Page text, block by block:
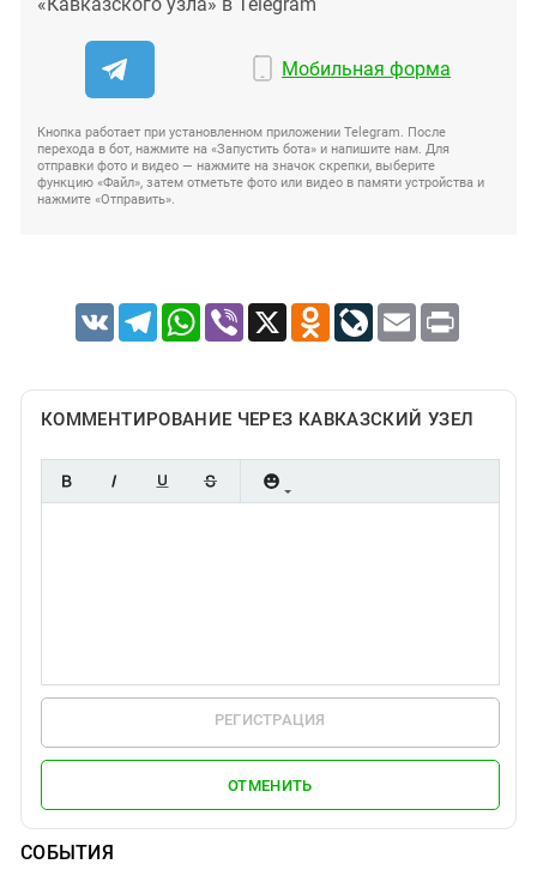
Мобильная форма
Кнопка работает при установленном приложении Telegram. После
перехода в бот, нажмите на «Запустить бота» и напишите нам. Для
отправки фото и видео — нажмите на значок скрепки, выберите
функцию «Файл», затем отметьте фото или видео в памяти устройства и
нажмите «Отправить».
VK TelegramWhatsApp
Viber X Odnoklassniki
LiveJournal
Email Print
КОММЕНТИРОВАНИЕ ЧЕРЕЗ КАВКАЗСКИЙ УЗЕЛ
РЕГИСТРАЦИЯ
ОТМЕНИТЬ
СОБЫТИЯ